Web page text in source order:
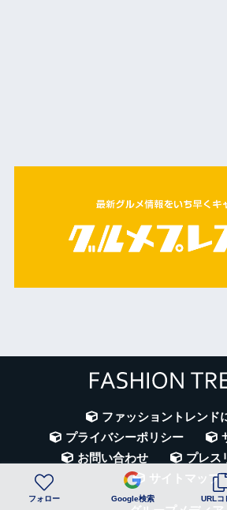
ファッショントレンド
プライバシーポリシー
お問い合わせ
プレス
サイトマップ
フォロー Google検索 URLコ